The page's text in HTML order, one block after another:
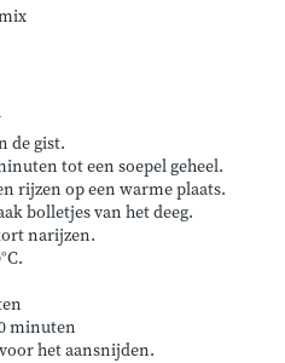
de gist.
tot een soepel geheel.
rijzen op een warme plaats.
bolletjes van het deeg.
narijzen.
minuten
het aansnijden.